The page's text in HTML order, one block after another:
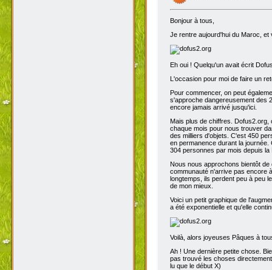
Bonjour à tous,
Je rentre aujourd'hui du Maroc, et
Eh oui ! Quelqu'un avait écrit
L'occasion pour moi de faire un
Pour commencer, on peut
s'approche dangereusement des
encore jamais arrivé jusqu'ici.
Mais plus de chiffres.
chaque mois pour nous trouver
des milliers d'objets. C'est 450
en permanence durant la
304 personnes par mois depuis
Nous nous approchons bientôt
communauté n'arrive pas encore
longtemps, ils perdent peu à peu
de mon mieux.
Voici un petit graphique de
a été exponentielle et qu'elle
Voilà, alors joyeuses Pâques à
Ah ! Une dernière petite chose.
pas trouvé les choses
lu que le début X)